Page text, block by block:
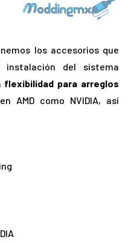
los accesorios que
del sistema
flexibilidad para arreglos
AMD como NVIDIA, así